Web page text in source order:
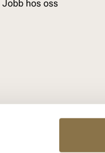
Jobb hos oss